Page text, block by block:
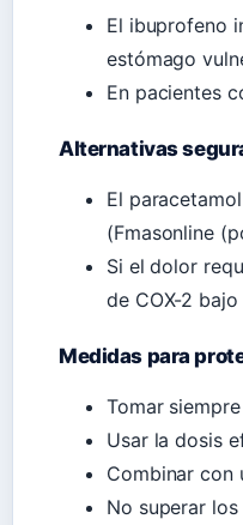
El ibuprofeno
estómago
En pacientes
Alternativas
El
(Fmasonline
Si el dolor
de COX-2
Medidas para
Tomar
Usar la dosis
Combinar con
No superar